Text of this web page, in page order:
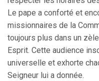
Le pape a conforté et
missionnaires de la
toujours plus dans un
Esprit. Cette audience
universelle et exhorte
Seigneur lui a donnée.